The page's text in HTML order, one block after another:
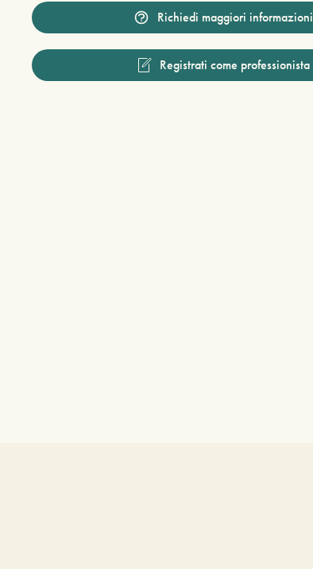
Richiedi maggiori informazioni
Registrati come professionista